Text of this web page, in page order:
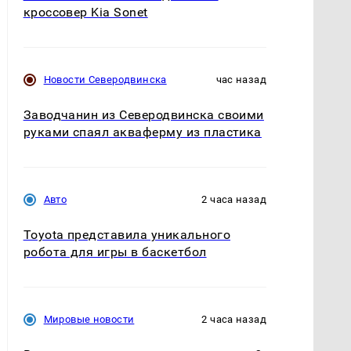
кроссовер Kia Sonet
Новости Северодвинска час назад
Заводчанин из Северодвинска своими
руками спаял акваферму из пластика
Авто 2 часа назад
Toyota представила уникального
робота для игры в баскетбол
Мировые новости 2 часа назад